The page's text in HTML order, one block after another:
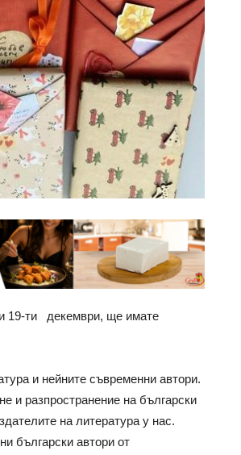
19-ти декември, ще имате
и нейните съвременни автори.
и разпространение на български
на литература у нас.
български автори от